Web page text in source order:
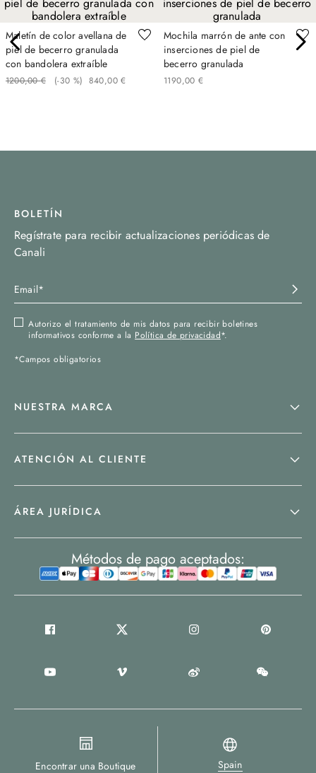
Maletín de color avellana de
piel de becerro granulada
con bandolera extraíble
1200,00 € (-30 %) 840,00 €
Mochila marrón de ante con
inserciones de piel de
becerro granulada
1190,00 €
BOLETÍN
Regístrate para recibir actualizaciones periódicas de
Canali
Autorizo el tratamiento de mis datos para recibir boletines
informativos conforme a la Política de privacidad*.
*Campos obligatorios
NUESTRA MARCA
ATENCIÓN AL CLIENTE
ÁREA JURÍDICA
Encontrar una Boutique Spain
Métodos de pago aceptados: